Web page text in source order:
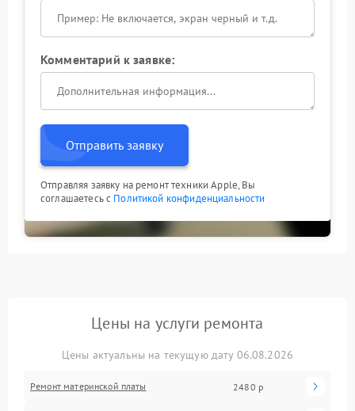
Комментарий к заявке:
Отправить заявку
Отправляя заявку на ремонт техники Apple, Вы
соглашаетесь с Политикой конфиденциальности
Цены на услуги ремонта
Цены актуальны на текущую дату 06.08.2026
Ремонт материнской платы 2480 р